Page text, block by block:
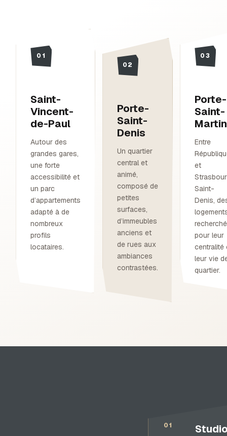
01
Saint-
Vincent-
de-Paul
Autour des
grandes gares,
une forte
accessibilité et
un parc
d’appartements
adapté à de
nombreux
profils
locataires.
02
Porte-
Saint-
Denis
Un quartier
central et
animé,
composé de
petites
surfaces,
d’immeubles
anciens et
de rues aux
ambiances
contrastées.
03
Porte-
Saint-
Martin
Entre
et
Saint-
Denis,
pour leur
centralité
leur vie
quartier.
01